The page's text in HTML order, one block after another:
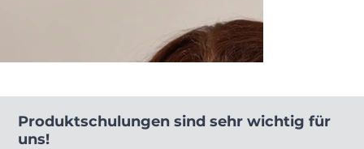
Produktschulungen sind sehr wichtig für
uns!